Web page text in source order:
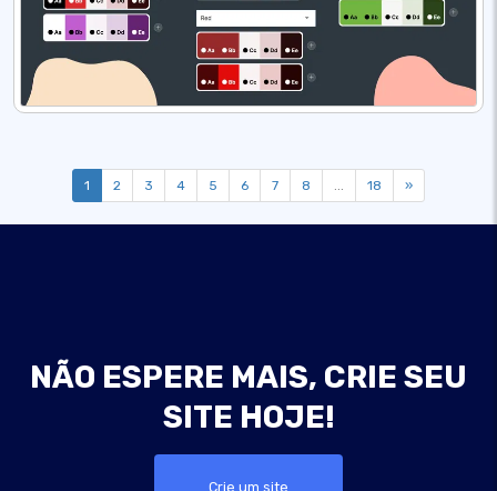
1 2 3 4 5 6 7 8 ... 18 »
NÃO ESPERE MAIS, CRIE SEU
SITE HOJE!
Crie um site